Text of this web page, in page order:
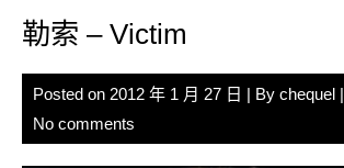
勒索 – Victim
Posted on 2012 年 1 月 27 日 | By chequel |
No comments